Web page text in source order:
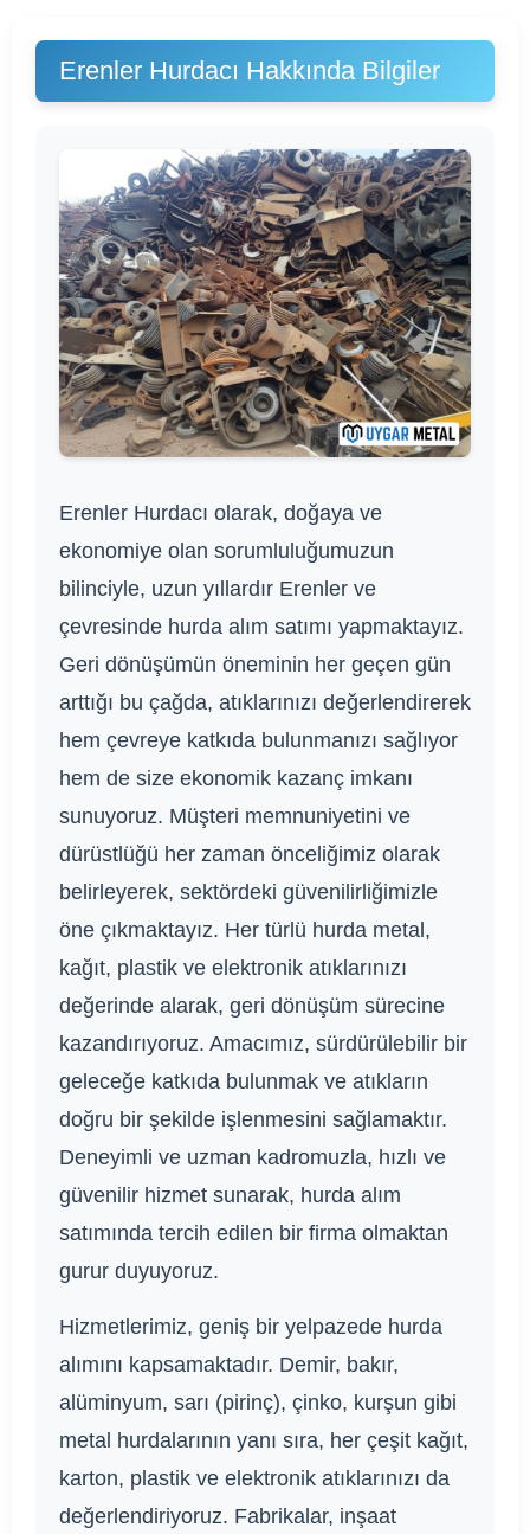
Erenler Hurdacı Hakkında Bilgiler
Erenler Hurdacı olarak, doğaya ve
ekonomiye olan sorumluluğumuzun
bilinciyle, uzun yıllardır Erenler ve
çevresinde hurda alım satımı yapmaktayız.
Geri dönüşümün öneminin her geçen gün
arttığı bu çağda, atıklarınızı değerlendirerek
hem çevreye katkıda bulunmanızı sağlıyor
hem de size ekonomik kazanç imkanı
sunuyoruz. Müşteri memnuniyetini ve
dürüstlüğü her zaman önceliğimiz olarak
belirleyerek, sektördeki güvenilirliğimizle
öne çıkmaktayız. Her türlü hurda metal,
kağıt, plastik ve elektronik atıklarınızı
değerinde alarak, geri dönüşüm sürecine
kazandırıyoruz. Amacımız, sürdürülebilir bir
geleceğe katkıda bulunmak ve atıkların
doğru bir şekilde işlenmesini sağlamaktır.
Deneyimli ve uzman kadromuzla, hızlı ve
güvenilir hizmet sunarak, hurda alım
satımında tercih edilen bir firma olmaktan
gurur duyuyoruz.
Hizmetlerimiz, geniş bir yelpazede hurda
alımını kapsamaktadır. Demir, bakır,
alüminyum, sarı (pirinç), çinko, kurşun gibi
metal hurdalarının yanı sıra, her çeşit kağıt,
karton, plastik ve elektronik atıklarınızı da
değerlendiriyoruz. Fabrikalar, inşaat